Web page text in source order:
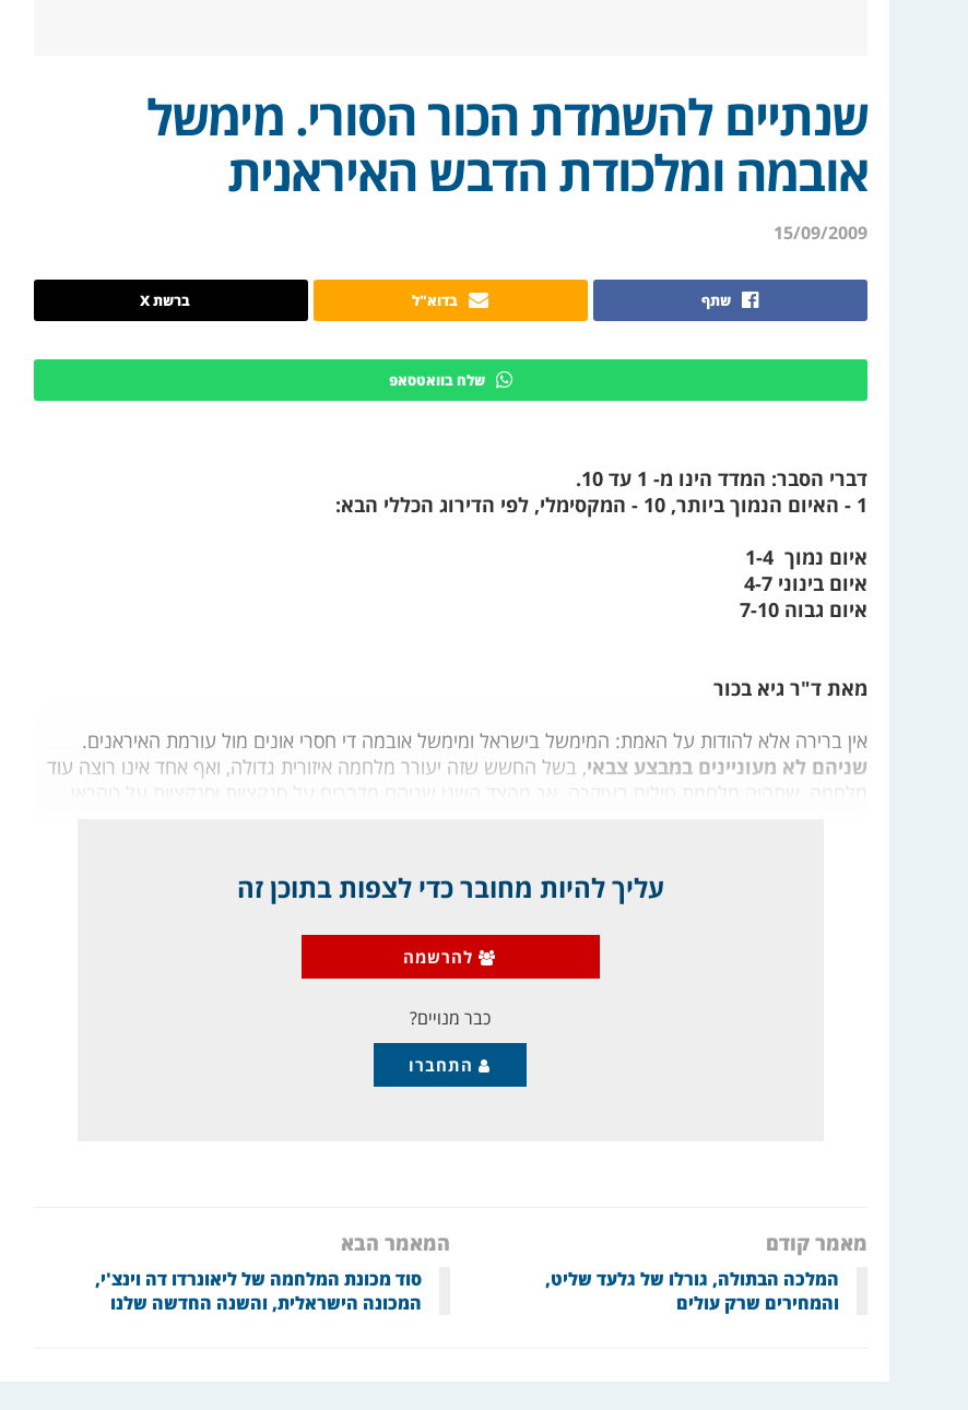
שנתיים להשמדת הכור הסורי. מימשל
אובמה ומלכודת הדבש האיראנית
15/09/2009
שתף בדוא"ל ברשת X
שלח בוואטסאפ
דברי הסבר: המדד הינו מ- 1 עד 10.
1 - האיום הנמוך ביותר, 10 - המקסימלי, לפי הדירוג הכללי הבא:
איום נמוך 1-4
איום בינוני 4-7
איום גבוה 7-10
מאת ד"ר גיא בכור
אין ברירה אלא להודות על האמת: המימשל בישראל ומימשל אובמה די חסרי אונים מול עורמת האיראנים.
שניהם לא מעוניינים במבצע צבאי, בשל החשש שזה יעורר מלחמה איזורית גדולה, ואף אחד אינו רוצה עוד
מלחמה, שתהיה מלחמת טילים בעיקרה. אך מהצד השני שניהם מדברים על סנקציות וסנקציות על טהראן,
עליך להיות מחובר כדי לצפות בתוכן זה
להרשמה
כבר מנויים?
התחברו
מאמר קודם
המלכה הבתולה, גורלו של גלעד שליט,
והמחירים שרק עולים
המאמר הבא
סוד מכונת המלחמה של ליאונרדו דה וינצ'י,
המכונה הישראלית, והשנה החדשה שלנו